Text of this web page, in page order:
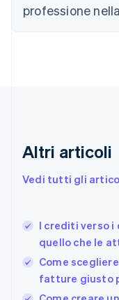
professione
Altri articoli
Vedi tutti gli
I crediti verso i
quello che le
Come
fatture giusto
Croazia
Danimarca
Francia
Germania
日本語English
Gibilterra
English
Grecia
English
India